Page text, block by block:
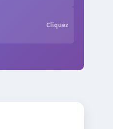
Cliquez